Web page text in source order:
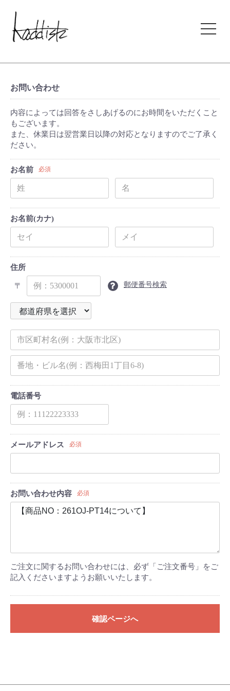
kaddish development store
お問い合わせ
内容によっては回答をさしあげるのにお時間をいただくこと
もございます。
また、休業日は翌営業日以降の対応となりますのでご了承く
ださい。
お名前 必須
お名前(カナ)
住所
〒 郵便番号検索
電話番号
メールアドレス 必須
お問い合わせ内容 必須
ご注文に関するお問い合わせには、必ず「ご注文番号」をご
記入くださいますようお願いいたします。
確認ページへ